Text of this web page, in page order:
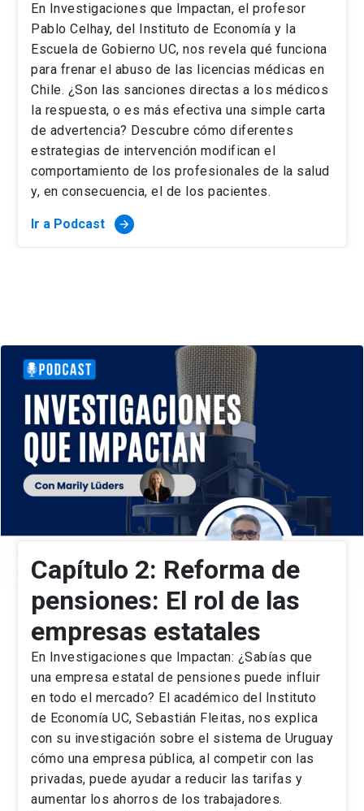
En Investigaciones que Impactan, el profesor
Pablo Celhay, del Instituto de Economía y la
Escuela de Gobierno UC, nos revela qué funciona
para frenar el abuso de las licencias médicas en
Chile. ¿Son las sanciones directas a los médicos
la respuesta, o es más efectiva una simple carta
de advertencia? Descubre cómo diferentes
estrategias de intervención modifican el
comportamiento de los profesionales de la salud
y, en consecuencia, el de los pacientes.
Ir a Podcast arrow_forward
Capítulo 2: Reforma de
pensiones: El rol de las
empresas estatales
En Investigaciones que Impactan: ¿Sabías que
una empresa estatal de pensiones puede influir
en todo el mercado? El académico del Instituto
de Economía UC, Sebastián Fleitas, nos explica
con su investigación sobre el sistema de Uruguay
cómo una empresa pública, al competir con las
privadas, puede ayudar a reducir las tarifas y
aumentar los ahorros de los trabajadores.